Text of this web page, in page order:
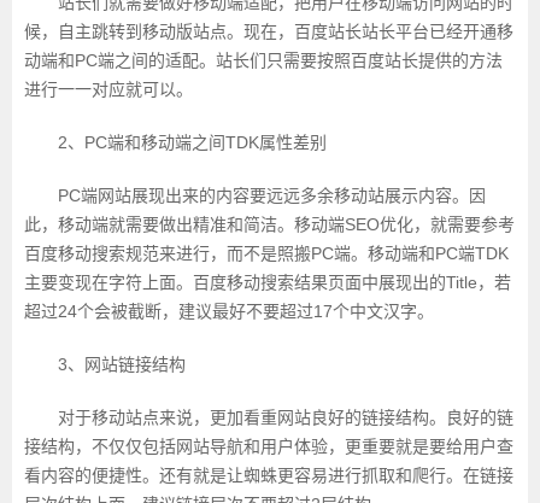
候，自主跳转到移动版站点。现在，百度站长站长平台已经开通移
动端和PC端之间的适配。站长们只需要按照百度站长提供的方法
进行一一对应就可以。
2、PC端和移动端之间TDK属性差别
PC端网站展现出来的内容要远远多余移动站展示内容。因
此，移动端就需要做出精准和简洁。移动端SEO优化，就需要参考
百度移动搜索规范来进行，而不是照搬PC端。移动端和PC端TDK
主要变现在字符上面。百度移动搜索结果页面中展现出的Title，若
超过24个会被截断，建议最好不要超过17个中文汉字。
3、网站链接结构
对于移动站点来说，更加看重网站良好的链接结构。良好的链
接结构，不仅仅包括网站导航和用户体验，更重要就是要给用户查
看内容的便捷性。还有就是让蜘蛛更容易进行抓取和爬行。在链接